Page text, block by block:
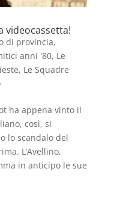
videocassetta!
di provincia,
anni '80, Le
, Le Squadre
ha appena vinto il
così, si
lo scandalo del
L’Avellino,
in anticipo le sue